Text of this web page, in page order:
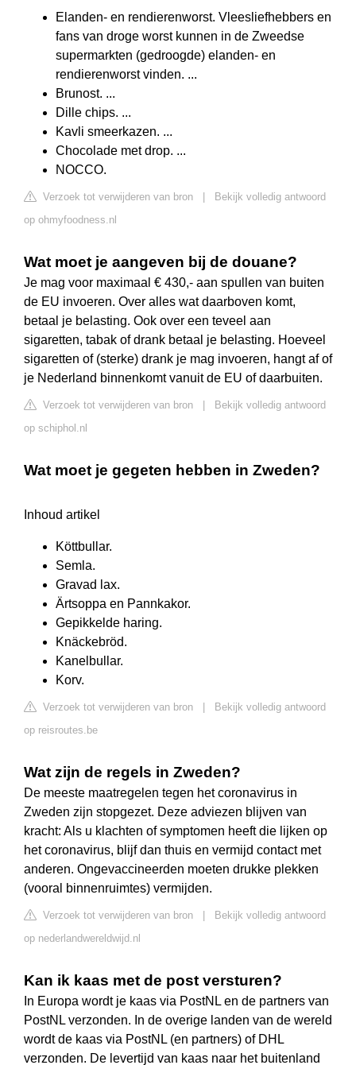
Elanden- en rendierenworst. Vleesliefhebbers en
fans van droge worst kunnen in de Zweedse
supermarkten (gedroogde) elanden- en
rendierenworst vinden. ...
Brunost. ...
Dille chips. ...
Kavli smeerkazen. ...
Chocolade met drop. ...
NOCCO.
Verzoek tot verwijderen van bron
Bekijk volledig antwoord
op ohmyfoodness.nl
Wat moet je aangeven bij de douane?
Je mag voor maximaal € 430,- aan spullen van buiten
de EU invoeren. Over alles wat daarboven komt,
betaal je belasting. Ook over een teveel aan
sigaretten, tabak of drank betaal je belasting. Hoeveel
sigaretten of (sterke) drank je mag invoeren, hangt af of
je Nederland binnenkomt vanuit de EU of daarbuiten.
Verzoek tot verwijderen van bron
Bekijk volledig antwoord
op schiphol.nl
Wat moet je gegeten hebben in Zweden?
Inhoud artikel
Köttbullar.
Semla.
Gravad lax.
Ärtsoppa en Pannkakor.
Gepikkelde haring.
Knäckebröd.
Kanelbullar.
Korv.
Verzoek tot verwijderen van bron
Bekijk volledig antwoord
op reisroutes.be
Wat zijn de regels in Zweden?
De meeste maatregelen tegen het coronavirus in
Zweden zijn stopgezet. Deze adviezen blijven van
kracht: Als u klachten of symptomen heeft die lijken op
het coronavirus, blijf dan thuis en vermijd contact met
anderen. Ongevaccineerden moeten drukke plekken
(vooral binnenruimtes) vermijden.
Verzoek tot verwijderen van bron
Bekijk volledig antwoord
op nederlandwereldwijd.nl
Kan ik kaas met de post versturen?
In Europa wordt je kaas via PostNL en de partners van
PostNL verzonden. In de overige landen van de wereld
wordt de kaas via PostNL (en partners) of DHL
verzonden. De levertijd van kaas naar het buitenland